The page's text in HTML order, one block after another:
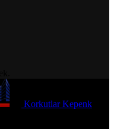
Korkutlar Kepenk